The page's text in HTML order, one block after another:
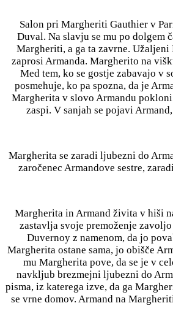
Salon pri Margheriti Gauthier v
Duval. Na slavju se mu po dolgem
Margheriti, a ga ta zavrne.
zaprosi Armanda. Margherito na
Med tem, ko se gostje zabavajo v
posmehuje, ko pa spozna, da je
Margherita v slovo Armandu
zaspi. V sanjah se pojavi
Margherita se zaradi ljubezni do
zaročenec Armandove sestre,
Margherita in Armand živita v hiši
zastavlja svoje premoženje
Duvernoy z namenom, da jo
Margherita ostane sama, jo obišče
mu Margherita pove, da se je v
navkljub brezmejni ljubezni do
pisma, iz katerega izve, da ga
se vrne domov. Armand na